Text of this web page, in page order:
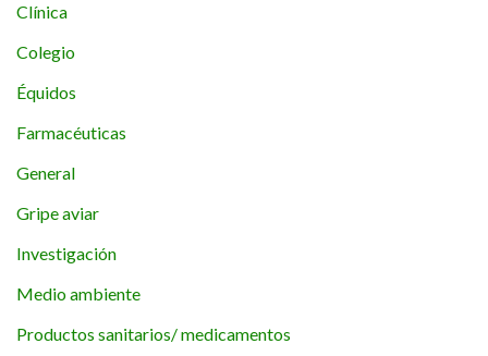
Clínica
Colegio
Équidos
Farmacéuticas
General
Gripe aviar
Investigación
Medio ambiente
Productos sanitarios/ medicamentos